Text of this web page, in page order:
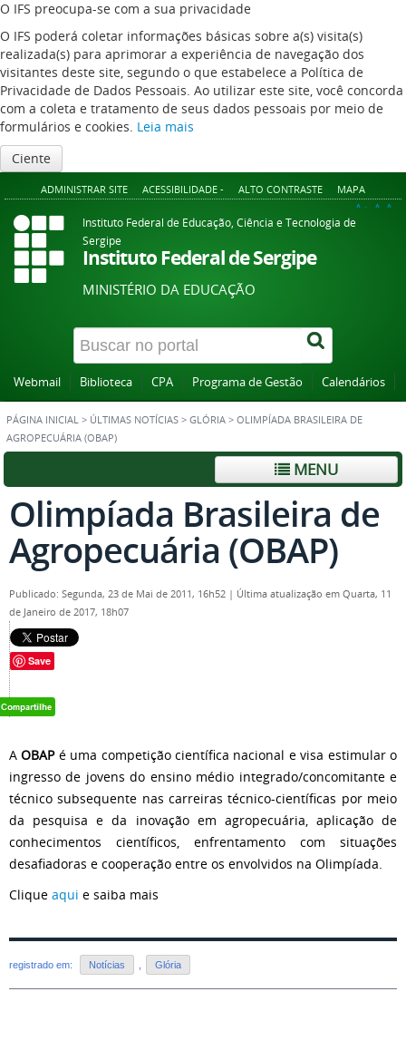
O IFS preocupa-se com a sua privacidade
O IFS poderá coletar informações básicas sobre a(s) visita(s)
realizada(s) para aprimorar a experiência de navegação dos
visitantes deste site, segundo o que estabelece a Política de
Privacidade de Dados Pessoais. Ao utilizar este site, você concorda
com a coleta e tratamento de seus dados pessoais por meio de
formulários e cookies. Leia mais
Ciente
ADMINISTRAR SITE ACESSIBILIDADE - ALTO CONTRASTE MAPA
A+ A A-
Instituto Federal de Educação, Ciência e Tecnologia de
Sergipe
Instituto Federal de Sergipe
MINISTÉRIO DA EDUCAÇÃO
Webmail Biblioteca CPA Programa de Gestão Calendários
PÁGINA INICIAL > ÚLTIMAS NOTÍCIAS > GLÓRIA > OLIMPÍADA BRASILEIRA DE
AGROPECUÁRIA (OBAP)
MENU
Olimpíada Brasileira de
Agropecuária (OBAP)
Publicado: Segunda, 23 de Mai de 2011, 16h52 | Última atualização em Quarta, 11
de Janeiro de 2017, 18h07
Save
AOBAPé uma competição científica nacional e visa estimular o
ingresso de jovens do ensino médio integrado/concomitante e
técnico subsequente nas carreiras técnico-científicas por meio
da pesquisa e da inovação em agropecuária, aplicação de
conhecimentos científicos, enfrentamento com situações
desafiadoras e cooperação entre os envolvidos na Olimpíada.
Clique aqui e saiba mais
registrado em: Notícias Glória